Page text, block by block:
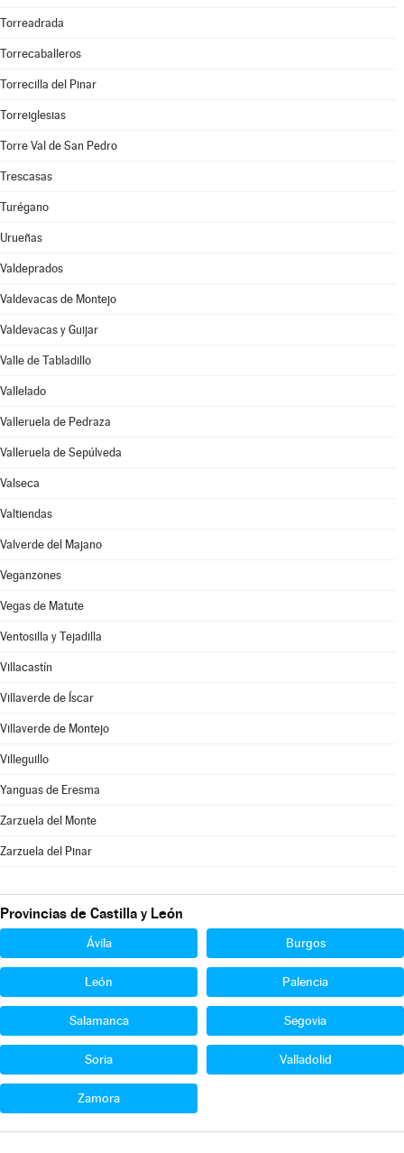
Torreadrada
Torrecaballeros
Torrecilla del Pinar
Torreiglesias
Torre Val de San Pedro
Trescasas
Turégano
Urueñas
Valdeprados
Valdevacas de Montejo
Valdevacas y Guijar
Valle de Tabladillo
Vallelado
Valleruela de Pedraza
Valleruela de Sepúlveda
Valseca
Valtiendas
Valverde del Majano
Veganzones
Vegas de Matute
Ventosilla y Tejadilla
Villacastín
Villaverde de Íscar
Villaverde de Montejo
Villeguillo
Yanguas de Eresma
Zarzuela del Monte
Zarzuela del Pinar
Provincias de Castilla y León
Ávila Burgos
León Palencia
Salamanca Segovia
Soria Valladolid
Zamora